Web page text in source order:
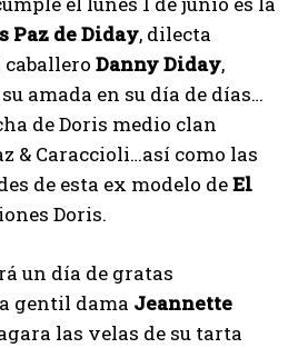
Paz de Diday, dilecta
caballero DannyDiday,
amada en su día de días…
de Doris medio clan
& Caraccioli…así como las
de esta ex modelo deEl
Doris.
un día de gratas
gentil dama Jeannette
las velas de su tarta